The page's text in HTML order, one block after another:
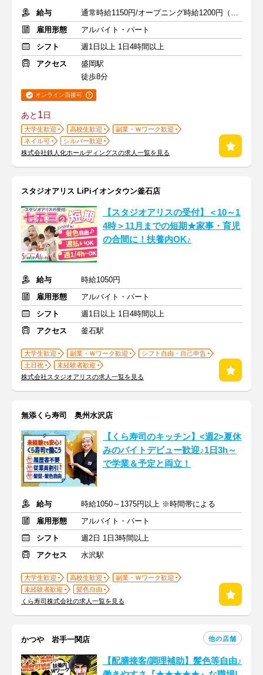
給与
通常時給1150円/オープニング時給1200円（2026年12月31日まで）
雇用形態
アルバイト・パート
シフト
週1日以上 1日4時間以上
アクセス
盛岡駅
徒歩8分
オンライン面接可
あと 1日
大学生歓迎 高校生歓迎
副業・Ｗワーク歓迎
ネイル可
シルバー歓迎
株式会社鉄人化ホールディングスの求人一覧を見る
スタジオアリス LiPiイオンタウン釜石店
【スタジオアリスの受付】＜10～1
4時＞11月までの短期★家事・育児
の合間に！扶養内OK♪
給与
時給1050円
雇用形態
アルバイト・パート
シフト
週1日以上 1日4時間以上
アクセス
釜石駅
大学生歓迎 副業・Ｗワーク歓迎
シフト自由・自己申告
土日祝
未経験者歓迎
株式会社スタジオアリスの求人一覧を見る
無添くら寿司 奥州水沢店
【くら寿司のキッチン】<週2>夏休
みのバイトデビュー歓迎♪1日3h～
で学業＆予定と両立！
給与
時給1050～1375円以上 ※時間帯による
雇用形態
アルバイト・パート
シフト
週2日 1日3時間以上
アクセス
水沢駅
大学生歓迎 高校生歓迎
副業・Ｗワーク歓迎
未経験者歓迎
髪色自由
くら寿司株式会社の求人一覧を見る
かつや 岩手一関店 他の店舗
【配膳接客/調理補助】髪色等自由♪